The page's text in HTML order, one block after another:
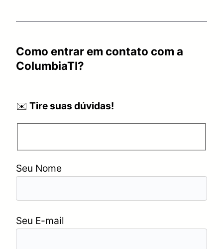
Como entrar em contato com a
ColumbiaTI?
✉️ Tire suas dúvidas!
Seu Nome
Seu E-mail